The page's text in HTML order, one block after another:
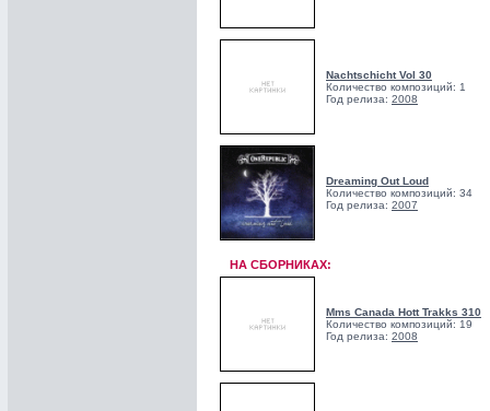
Nachtschicht Vol 30
Количество композиций: 1
Год релиза: 2008
Dreaming Out Loud
Количество композиций: 34
Год релиза: 2007
НА СБОРНИКАХ:
Mms Canada Hott Trakks 310
Количество композиций: 19
Год релиза: 2008